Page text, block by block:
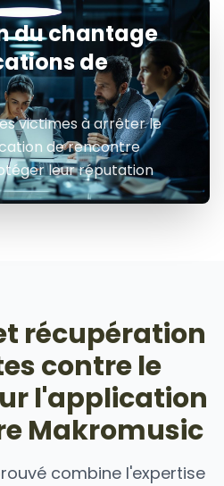
du chantage
de
victimes à arrêter le
de rencontre
leur réputation
récupération
contre le
l'application
Makromusic
combine l'expertise